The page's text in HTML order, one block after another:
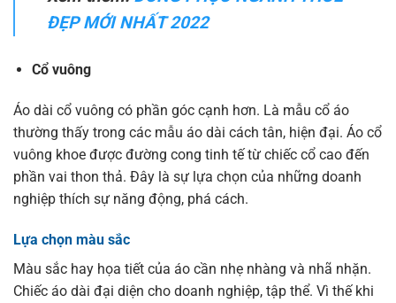
ĐẸP MỚI NHẤT 2022
Cổ vuông
Áo dài cổ vuông có phần góc cạnh hơn. Là mẫu cổ áo
thường thấy trong các mẫu áo dài cách tân, hiện đại. Áo cổ
vuông khoe được đường cong tinh tế từ chiếc cổ cao đến
phần vai thon thả. Đây là sự lựa chọn của những doanh
nghiệp thích sự năng động, phá cách.
Lựa chọn màu sắc
Màu sắc hay họa tiết của áo cần nhẹ nhàng và nhã nhặn.
Chiếc áo dài đại diện cho doanh nghiệp, tập thể. Vì thế khi